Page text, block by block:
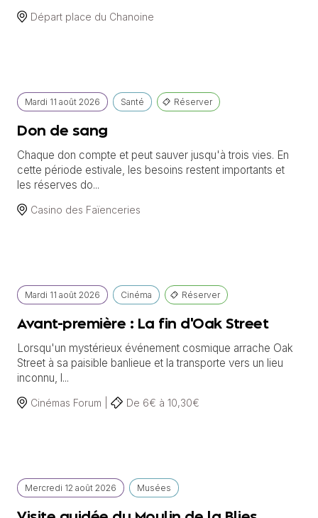
Départ place du Chanoine
Mardi 11 août 2026 Santé Réserver
Don de sang
Chaque don compte et peut sauver jusqu'à trois vies. En
cette période estivale, les besoins restent importants et
les réserves do...
Casino des Faïenceries
Mardi 11 août 2026 Cinéma Réserver
Avant-première : La fin d'Oak Street
Lorsqu'un mystérieux événement cosmique arrache Oak
Street à sa paisible banlieue et la transporte vers un lieu
inconnu, l...
Cinémas Forum | De 6€ à 10,30€
Mercredi 12 août 2026 Musées